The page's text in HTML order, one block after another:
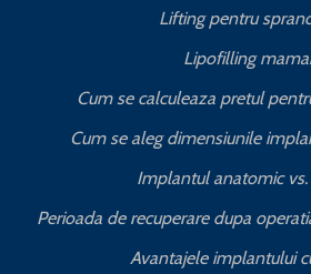
Lifting pentru
Lipofilling
Cum se calculeaza pretul
Cum se aleg dimensiunile
Implantul anatomic
Perioada de recuperare dupa
Avantajele implantului